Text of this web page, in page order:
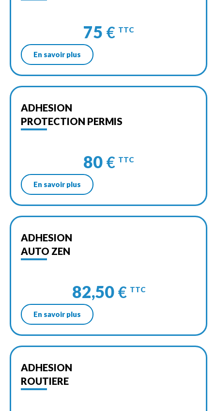
75 € TTC
En savoir plus
ADHESION
PROTECTION PERMIS
80 € TTC
En savoir plus
ADHESION
AUTO ZEN
82,50 € TTC
En savoir plus
ADHESION
ROUTIERE